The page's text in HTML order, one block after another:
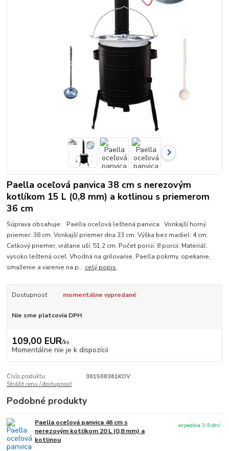
Paella oceľová panvica 38 cm s nerezovým
kotlíkom 15 L (0,8 mm) a kotlinou s priemerom
36 cm
Súprava obsahuje: Paella oceľová leštená panvica Vonkajší horný
priemer: 38 cm. Vonkajší priemer dna 33 cm. Výška bez madiel: 4 cm.
Celkový priemer, vrátane uší: 51,2 cm. Počet porcii: 8 porcii. Materiál:
vysoko leštená oceľ. Vhodná na grilovanie, Paella pokrmy, opekanie,
smaženie a varenie na p... celý popis
Dostupnosť momentálne vypredané
Nie sme platcovia DPH
109,00 EUR/ks
Momentálne nie je k dispozícii
Číslo produktu:
381508361KOV
Strážiť cenu / dostupnosť
Podobné produkty
Paella oceľová panvica 46 cm s
nerezovým kotlíkom 20 L (0,8 mm) a
kotlinou
expedícia 3-5 dní